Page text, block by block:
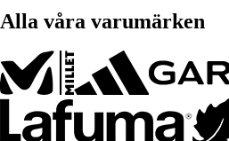
Alla våra varumärken